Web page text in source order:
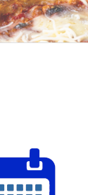
Acest
produs
are